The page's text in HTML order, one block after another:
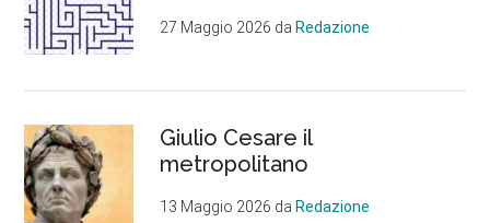
27 Maggio 2026 da Redazione
Giulio Cesare il
metropolitano
13 Maggio 2026 da Redazione